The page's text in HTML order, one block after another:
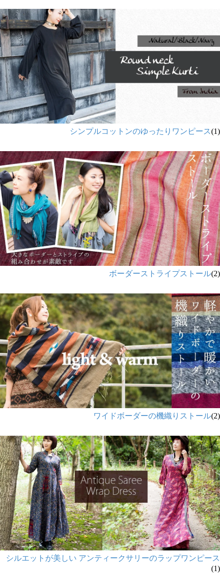
シンプルコットンのゆったりワンピース(1)
ボーダーストライプストール(2)
ワイドボーダーの機織りストール(2)
シルエットが美しい アンティークサリーのラップワンピース
(1)